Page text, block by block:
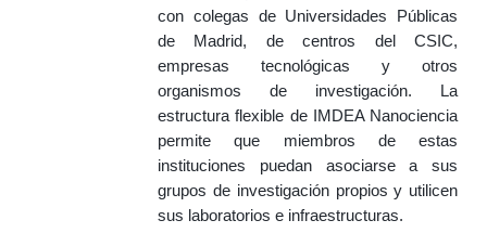
con colegas de Universidades Públicas
de Madrid, de centros del CSIC,
empresas tecnológicas y otros
organismos de investigación. La
estructura flexible de IMDEA Nanociencia
permite que miembros de estas
instituciones puedan asociarse a sus
grupos de investigación propios y utilicen
sus laboratorios e infraestructuras.